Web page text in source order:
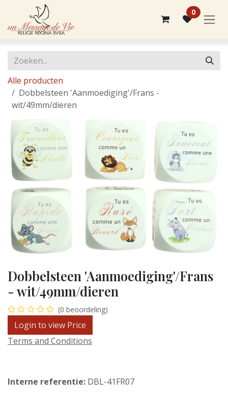
Overslaan naar inhoud
0
Alle producten
Dobbelsteen 'Aanmoediging'/Frans -
wit/49mm/dieren
Dobbelsteen 'Aanmoediging'/Frans
- wit/49mm/dieren
(0 beoordeling)
Login to view Price
Terms and Conditions
Interne referentie: DBL-41FR07